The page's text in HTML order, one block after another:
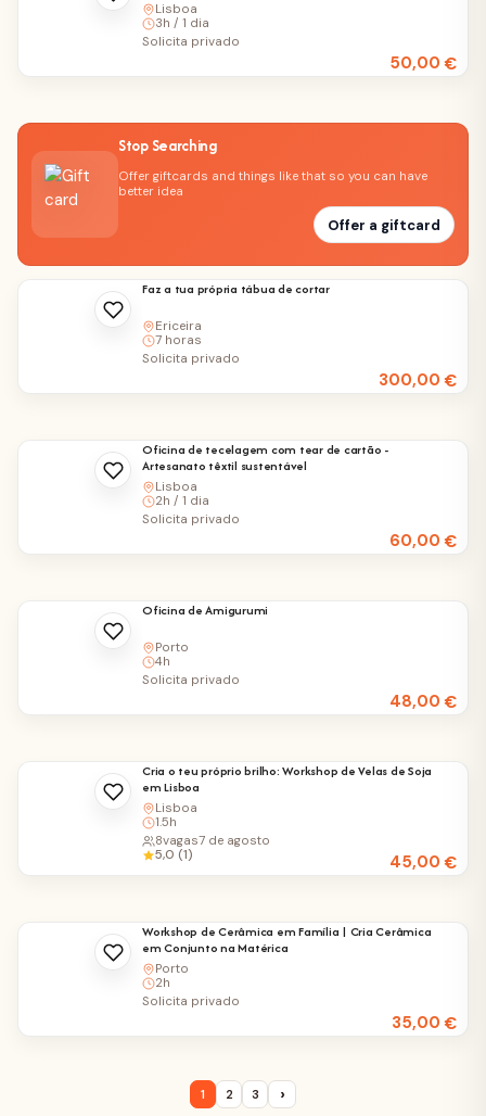
Lisboa
3h / 1 dia
50,00€
Solicita privado
Stop Searching
Offer giftcards and things like that so you can have
better idea
Offer a giftcard
Faz a tua própria tábua de cortar
Ericeira
7 horas
300,00€
Solicita privado
Oficina de tecelagem com tear de cartão -
Artesanato têxtil sustentável
Lisboa
2h / 1 dia
60,00€
Solicita privado
Oficina de Amigurumi
Porto
4h
48,00€
Solicita privado
Cria o teu próprio brilho: Workshop de Velas de Soja
em Lisboa
Lisboa
1.5h
45,00€
8vagas7 de agosto
5,0 (1)
Workshop de Cerâmica em Família | Cria Cerâmica
em Conjunto na Matérica
Porto
2h
35,00€
Solicita privado
1 2 3 ›